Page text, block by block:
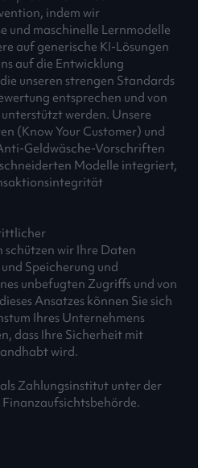
indem wir
und maschinelle Lernmodelle
auf generische KI-Lösungen
auf die Entwicklung
unseren strengen Standards
entsprechen und von
werden. Unsere
(Know Your Customer) und
Geldwäsche-Vorschriften
Modelle integriert,
schützen wir Ihre Daten
Speicherung und
unbefugten Zugriffs und von
Ansatzes können Sie sich
Ihres Unternehmens
dass Ihre Sicherheit mit
wird.
Zahlungsinstitut unter der